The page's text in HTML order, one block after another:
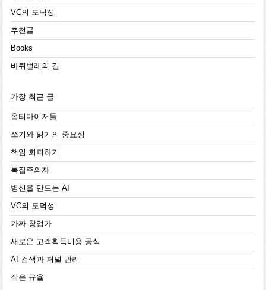
VC의 도덕성
추천글
Books
바퀴벌레의 길
가장 최근 글
옵티마이저들
쓰기와 읽기의 중요성
책임 회피하기
복잡주의자
병신을 만드는 AI
VC의 도덕성
가짜 창업가
새로운 고객획득비용 공식
AI 검색과 퍼널 관리
작은 규율